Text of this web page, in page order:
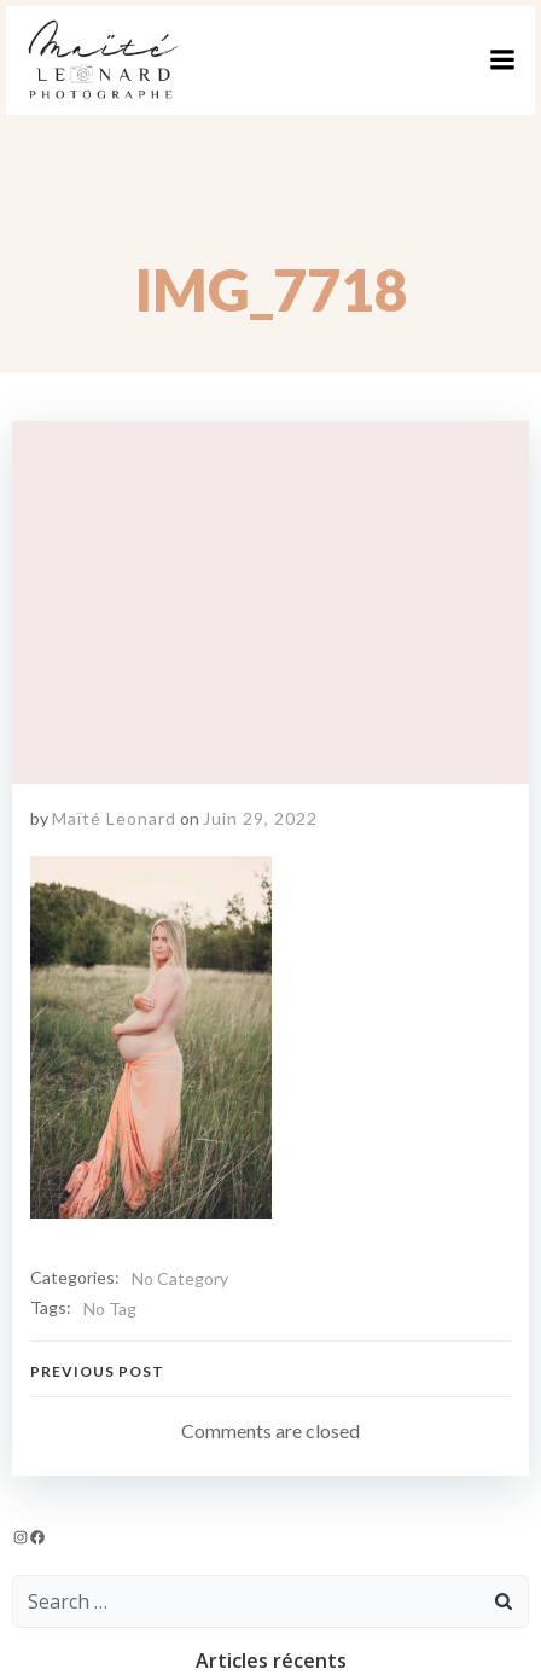
IMG_7718
byMaïté Leonard on Juin 29, 2022
Categories:
No Category
Tags:
No Tag
Navigation
l’article
PREVIOUS POST
Comments are closed
Instagram
Facebook
Search
Articles récents